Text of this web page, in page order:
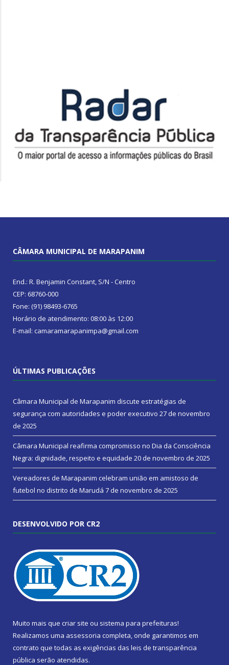
CÂMARA MUNICIPAL DE MARAPANIM
End.: R. Benjamin Constant, S/N - Centro
CEP: 68760-000
Fone: (91) 98493-6765
Horário de atendimento: 08:00 às 12:00
E-mail: camaramarapanimpa@gmail.com
ÚLTIMAS PUBLICAÇÕES
Câmara Municipal de Marapanim discute estratégias de
segurança com autoridades e poder executivo 27 de novembro
de 2025
Câmara Municipal reafirma compromisso no Dia da Consciência
Negra: dignidade, respeito e equidade 20 de novembro de 2025
Vereadores de Marapanim celebram união em amistoso de
futebol no distrito de Marudá 7 de novembro de 2025
DESENVOLVIDO POR CR2
Muito mais que criar site ou sistema para prefeituras!
Realizamos uma assessoria completa, onde garantimos em
contrato que todas as exigências das leis de transparência
pública serão atendidas.